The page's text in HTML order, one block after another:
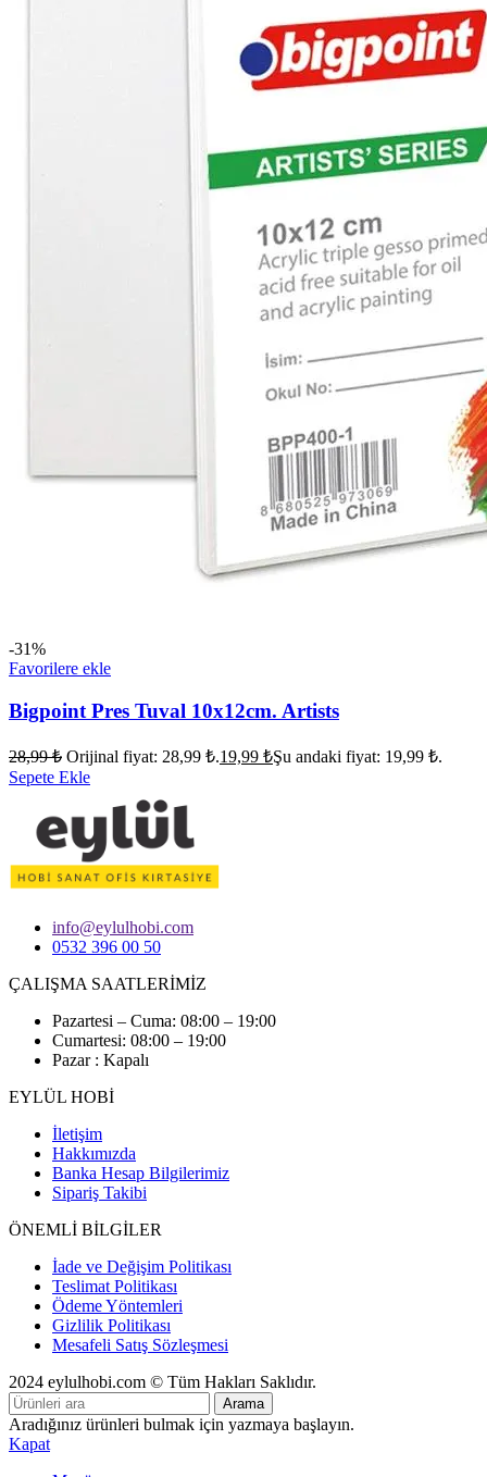
-31%
Favorilere ekle
Bigpoint Pres Tuval 10x12cm. Artists
28,99₺ Orijinal fiyat: 28,99 ₺.19,99 ₺Şu andaki fiyat: 19,99 ₺.
Sepete Ekle
info@eylulhobi.com
0532 396 00 50
ÇALIŞMA SAATLERİMİZ
Pazartesi – Cuma: 08:00 – 19:00
Cumartesi: 08:00 – 19:00
Pazar : Kapalı
EYLÜL HOBİ
İletişim
Hakkımızda
Banka Hesap Bilgilerimiz
Sipariş Takibi
ÖNEMLİ BİLGİLER
İade ve Değişim Politikası
Teslimat Politikası
Ödeme Yöntemleri
Gizlilik Politikası
Mesafeli Satış Sözleşmesi
2024 eylulhobi.com © Tüm Hakları Saklıdır.
Arama
Aradığınız ürünleri bulmak için yazmaya başlayın.
Kapat